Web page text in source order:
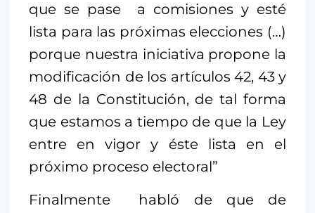
que se pase a comisiones y esté
lista para las próximas elecciones (…)
porque nuestra iniciativa propone la
modificación de los artículos 42, 43 y
48 de la Constitución, de tal forma
que estamos a tiempo de que la Ley
entre en vigor y éste lista en el
próximo proceso electoral”
Finalmente habló de que de